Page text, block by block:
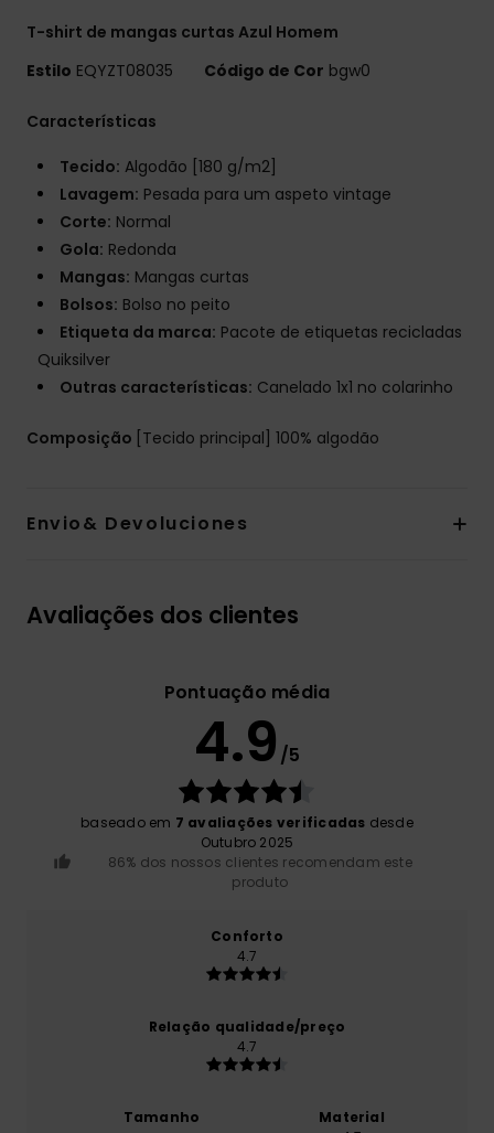
T-shirt de mangas curtas Azul Homem
Estilo EQYZT08035 Código de Cor bgw0
Características
Tecido: Algodão [180 g/m2]
Lavagem: Pesada para um aspeto vintage
Corte: Normal
Gola: Redonda
Mangas: Mangas curtas
Bolsos: Bolso no peito
Etiqueta da marca: Pacote de etiquetas recicladas
Quiksilver
Outras características: Canelado 1x1 no colarinho
Composição [Tecido principal] 100% algodão
Envio& Devoluciones
Avaliações dos clientes
Pontuação média
4.9 /5
baseado em 7 avaliações verificadas desde
Outubro 2025
86% dos nossos clientes recomendam este
produto
Conforto
4.7
Relação qualidade/preço
4.7
Tamanho
Material